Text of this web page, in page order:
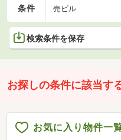
条件 売ビル
検索条件を保存
お探しの条件に該当す
お気に入り物件一